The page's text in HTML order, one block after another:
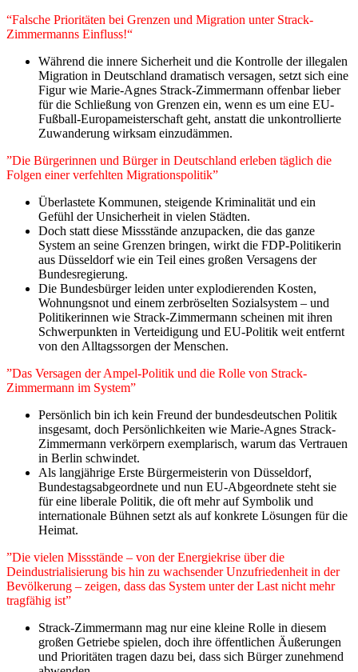
“Falsche Prioritäten bei Grenzen und Migration unter Strack-
Zimmermanns Einfluss!“
Während die innere Sicherheit und die Kontrolle der illegalen
Migration in Deutschland dramatisch versagen, setzt sich eine
Figur wie Marie-Agnes Strack-Zimmermann offenbar lieber
für die Schließung von Grenzen ein, wenn es um eine EU-
Fußball-Europameisterschaft geht, anstatt die unkontrollierte
Zuwanderung wirksam einzudämmen.
”Die Bürgerinnen und Bürger in Deutschland erleben täglich die
Folgen einer verfehlten Migrationspolitik”
Überlastete Kommunen, steigende Kriminalität und ein
Gefühl der Unsicherheit in vielen Städten.
Doch statt diese Missstände anzupacken, die das ganze
System an seine Grenzen bringen, wirkt die FDP-Politikerin
aus Düsseldorf wie ein Teil eines großen Versagens der
Bundesregierung.
Die Bundesbürger leiden unter explodierenden Kosten,
Wohnungsnot und einem zerbröselten Sozialsystem – und
Politikerinnen wie Strack-Zimmermann scheinen mit ihren
Schwerpunkten in Verteidigung und EU-Politik weit entfernt
von den Alltagssorgen der Menschen.
”Das Versagen der Ampel-Politik und die Rolle von Strack-
Zimmermann im System”
Persönlich bin ich kein Freund der bundesdeutschen Politik
insgesamt, doch Persönlichkeiten wie Marie-Agnes Strack-
Zimmermann verkörpern exemplarisch, warum das Vertrauen
in Berlin schwindet.
Als langjährige Erste Bürgermeisterin von Düsseldorf,
Bundestagsabgeordnete und nun EU-Abgeordnete steht sie
für eine liberale Politik, die oft mehr auf Symbolik und
internationale Bühnen setzt als auf konkrete Lösungen für die
Heimat.
”Die vielen Missstände – von der Energiekrise über die
Deindustrialisierung bis hin zu wachsender Unzufriedenheit in der
Bevölkerung – zeigen, dass das System unter der Last nicht mehr
tragfähig ist”
Strack-Zimmermann mag nur eine kleine Rolle in diesem
großen Getriebe spielen, doch ihre öffentlichen Äußerungen
und Prioritäten tragen dazu bei, dass sich Bürger zunehmend